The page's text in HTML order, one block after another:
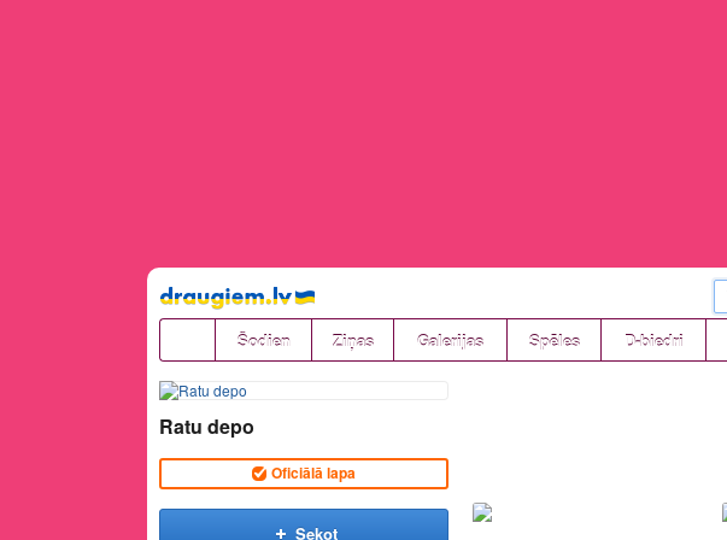
Pāriet
uz
saturu
Šodien Ziņas Galerijas Spēles D-biedri
Ratu depo
Oficiālā lapa
Sekot